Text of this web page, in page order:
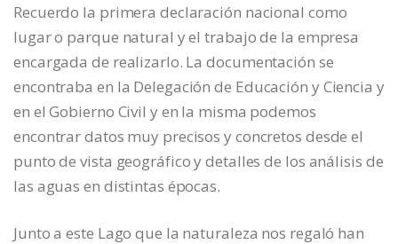
Recuerdo la primera declaración nacional como
lugar o parque natural y el trabajo de la empresa
encargada de realizarlo. La documentación se
encontraba en la Delegación de Educación y Ciencia y
en el Gobierno Civil y en la misma podemos
encontrar datos muy precisos y concretos desde el
punto de vista geográfico y detalles de los análisis de
las aguas en distintas épocas.
Junto a este Lago que la naturaleza nos regaló han